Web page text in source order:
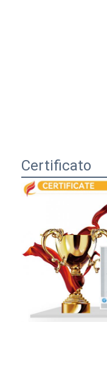
Certificato